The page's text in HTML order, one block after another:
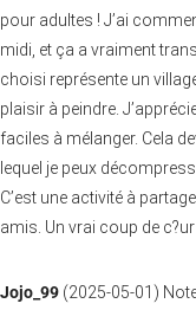
pour adultes ! J’ai
midi, et ça a vraiment
choisi représente un
plaisir à peindre.
faciles à mélanger. Cela
lequel je peux
C’est une activité à
amis. Un vrai coup de c?ur
Jojo_99 (2025-05-01 )